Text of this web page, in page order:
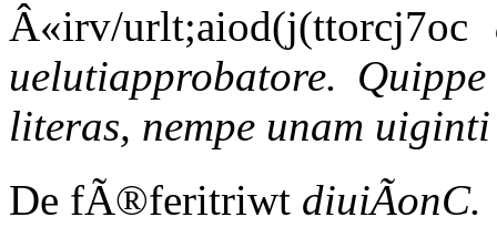
Â«irv/urlt;aiod(j(ttorcj7oc
uelutiapprobatore.
literas, nempe unam
De fÃ®feritriwt diuiÃonC.